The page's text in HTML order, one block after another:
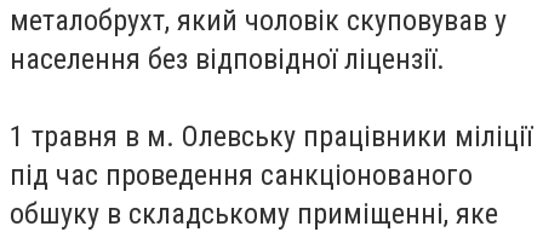
металобрухт, який чоловік скуповував у
населення без відповідної ліцензії.
1 травня в м. Олевську працівники міліції
під час проведення санкціонованого
обшуку в складському приміщенні, яке